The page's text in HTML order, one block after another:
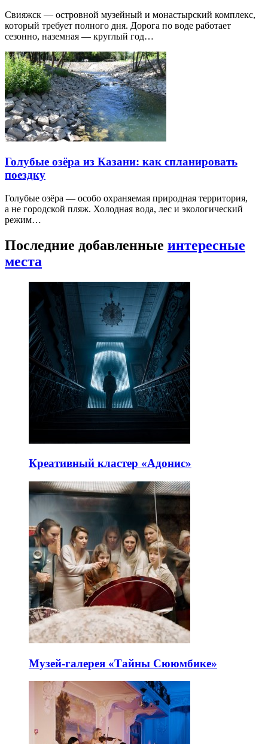
Свияжск — островной музейный и монастырский комплекс,
который требует полного дня. Дорога по воде работает
сезонно, наземная — круглый год…
Голубые озёра из Казани: как спланировать
поездку
Голубые озёра — особо охраняемая природная территория,
а не городской пляж. Холодная вода, лес и экологический
режим…
Последние добавленные интересные
места
Креативный кластер «Адонис»
Музей-галерея «Тайны Сююмбике»